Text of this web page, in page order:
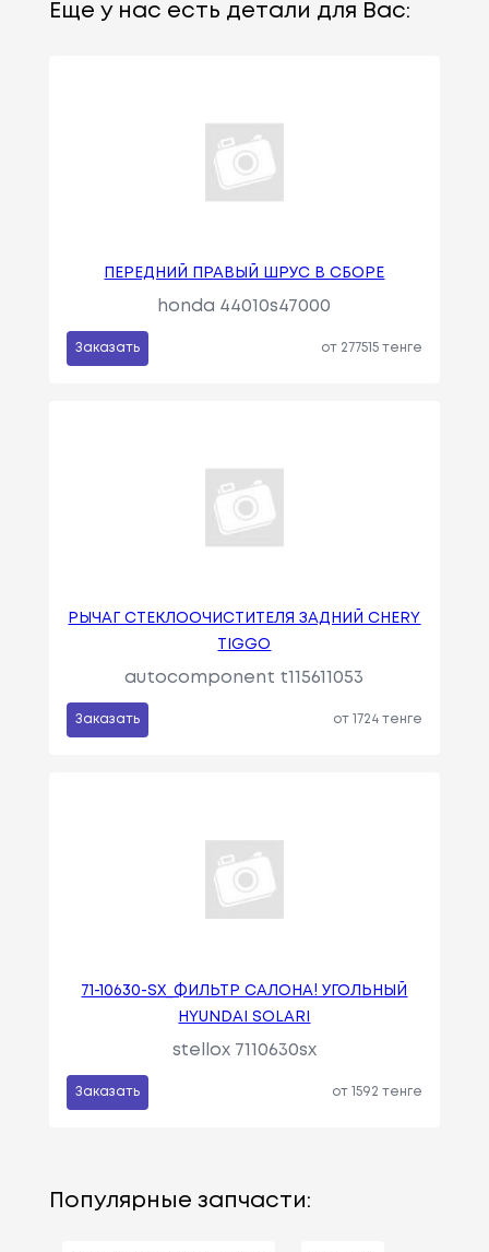
Еще у нас есть детали для Вас:
ПЕРЕДНИЙ ПРАВЫЙ ШРУС В СБОРЕ
honda 44010s47000
Заказать от 277515 тенге
РЫЧАГ СТЕКЛООЧИСТИТЕЛЯ ЗАДНИЙ CHERY
TIGGO
autocomponent t115611053
Заказать от 1724 тенге
71-10630-SX_ФИЛЬТР САЛОНА! УГОЛЬНЫЙ
HYUNDAI SOLARI
stellox 7110630sx
Заказать от 1592 тенге
Популярные запчасти: